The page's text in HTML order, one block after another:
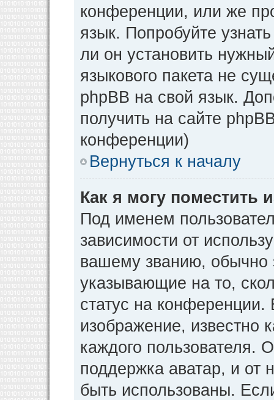
конференции, или же
язык. Попробуйте
ли он установить
языкового пакета не
phpBB на свой язык.
получить на сайте
конференции)
Вернуться к началу
Как я могу поместить
Под именем
зависимости от
вашему званию, обычно
указывающие на то,
статус на
изображение, известно
каждого пользователя.
поддержка аватар, и от
быть использованы.